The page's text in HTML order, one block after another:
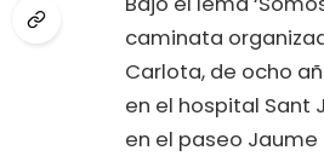
caminata
Carlota, de ocho
en el hospital Sant
en el paseo Jaume